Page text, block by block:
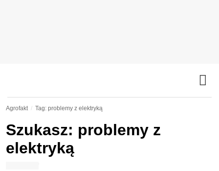
Agrofakt Tag: problemy z elektryką
Szukasz: problemy z
elektryką